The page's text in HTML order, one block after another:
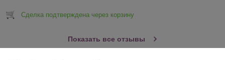
Сделка подтверждена через корзину
Показать все отзывы